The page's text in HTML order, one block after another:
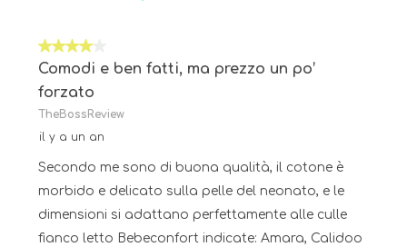
4 sur 5 étoiles.
Comodi e ben fatti, ma prezzo un po’
forzato
TheBossReview
il y a un an
Secondo me sono di buona qualità, il cotone è
morbido e delicato sulla pelle del neonato, e le
dimensioni si adattano perfettamente alle culle
fianco letto Bebeconfort indicate: Amara, Calidoo